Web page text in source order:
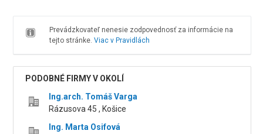
Prevádzkovateľ nenesie zodpovednosť za informácie na
tejto stránke. Viac v Pravidlách
PODOBNÉ FIRMY V OKOLÍ
Ing.arch. Tomáš Varga
Rázusova 45 , Košice
Ing. Marta Osifová